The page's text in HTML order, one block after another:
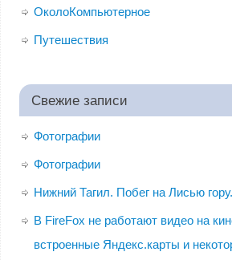
ОколоКомпьютерное
Путешествия
Свежие записи
Фотографии
Фотографии
Нижний Тагил. Побег на Лисью гору.
В FireFox не работают видео на
встроенные Яндекс.карты и